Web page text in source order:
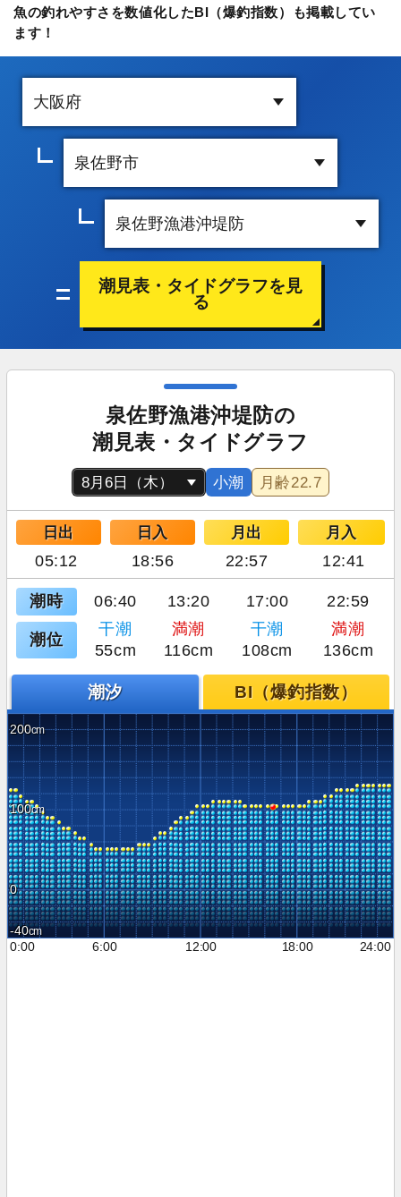
魚の釣れやすさを数値化したBI（爆釣指数）も掲載してい
ます！
潮見表・タイドグラフを見
る
泉佐野漁港沖堤防の
潮見表・タイドグラフ
小潮 月齢22.7
日出 日入 月出 月入
05:12 18:56 22:57 12:41
潮時 06:40 13:20 17:00 22:59
潮位
干潮 満潮 干潮
満潮
55cm
116cm 108cm 136cm
潮汐 BI（爆釣指数）
200
100
0
-40
0:00
6:00 12:00 18:00 24:00